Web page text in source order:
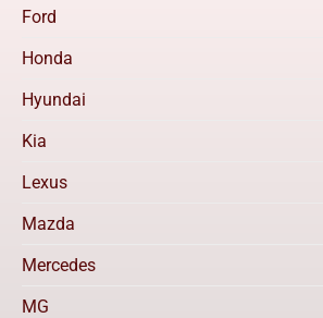
Ford
Honda
Hyundai
Kia
Lexus
Mazda
Mercedes
MG